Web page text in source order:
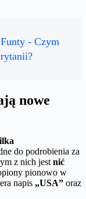
- Czym
nowe
do podrobienia za
z nich jest nić
pionowo w
napis „USA” oraz